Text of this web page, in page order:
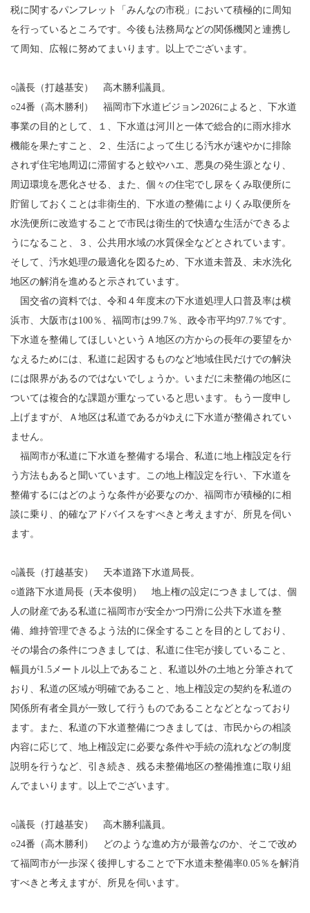
税に関するパンフレット「みんなの市税」において積極的に周知
を行っているところです。今後も法務局などの関係機関と連携し
て周知、広報に努めてまいります。以上でございます。
○議長（打越基安） 高木勝利議員。
○24番（高木勝利） 福岡市下水道ビジョン2026によると、下水道
事業の目的として、１、下水道は河川と一体で総合的に雨水排水
機能を果たすこと、２、生活によって生じる汚水が速やかに排除
されず住宅地周辺に滞留すると蚊やハエ、悪臭の発生源となり、
周辺環境を悪化させる、また、個々の住宅でし尿をくみ取便所に
貯留しておくことは非衛生的、下水道の整備によりくみ取便所を
水洗便所に改造することで市民は衛生的で快適な生活ができるよ
うになること、３、公共用水域の水質保全などとされています。
そして、汚水処理の最適化を図るため、下水道未普及、未水洗化
地区の解消を進めると示されています。
国交省の資料では、令和４年度末の下水道処理人口普及率は横
浜市、大阪市は100％、福岡市は99.7％、政令市平均97.7％です。
下水道を整備してほしいというＡ地区の方からの長年の要望をか
なえるためには、私道に起因するものなど地域住民だけでの解決
には限界があるのではないでしょうか。いまだに未整備の地区に
ついては複合的な課題が重なっていると思います。もう一度申し
上げますが、Ａ地区は私道であるがゆえに下水道が整備されてい
ません。
福岡市が私道に下水道を整備する場合、私道に地上権設定を行
う方法もあると聞いています。この地上権設定を行い、下水道を
整備するにはどのような条件が必要なのか、福岡市が積極的に相
談に乗り、的確なアドバイスをすべきと考えますが、所見を伺い
ます。
○議長（打越基安） 天本道路下水道局長。
○道路下水道局長（天本俊明） 地上権の設定につきましては、個
人の財産である私道に福岡市が安全かつ円滑に公共下水道を整
備、維持管理できるよう法的に保全することを目的としており、
その場合の条件につきましては、私道に住宅が接していること、
幅員が1.5メートル以上であること、私道以外の土地と分筆されて
おり、私道の区域が明確であること、地上権設定の契約を私道の
関係所有者全員が一致して行うものであることなどとなっており
ます。また、私道の下水道整備につきましては、市民からの相談
内容に応じて、地上権設定に必要な条件や手続の流れなどの制度
説明を行うなど、引き続き、残る未整備地区の整備推進に取り組
んでまいります。以上でございます。
○議長（打越基安） 高木勝利議員。
○24番（高木勝利） どのような進め方が最善なのか、そこで改め
て福岡市が一歩深く後押しすることで下水道未整備率0.05％を解消
すべきと考えますが、所見を伺います。